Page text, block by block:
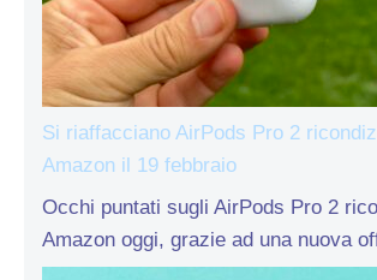
Si riaffacciano AirPods Pro 2
Amazon il 19 febbraio
Occhi puntati sugli AirPods Pro 2
Amazon oggi, grazie ad una nuova